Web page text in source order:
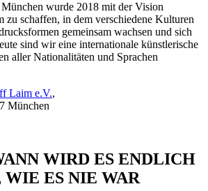
wurde 2018 mit der Vision
zu schaffen, in dem verschiedene Kulturen
gemeinsam wachsen und sich
sind wir eine internationale künstlerische
aller Nationalitäten und Sprachen
Laim e.V.,
München
WIRD ES ENDLICH
WIE ES NIE WAR